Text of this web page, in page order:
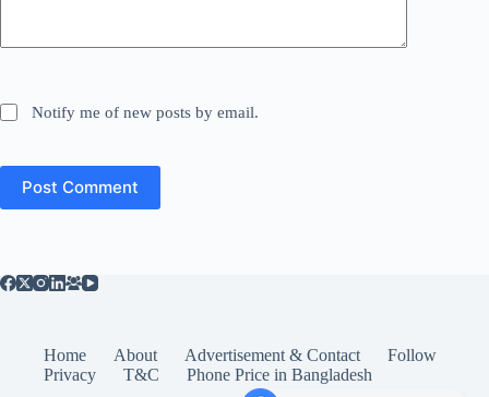
Notify me of new posts by email.
Post Comment
Home About Advertisement & Contact
Follow
Privacy
T&C
Phone Price in Bangladesh